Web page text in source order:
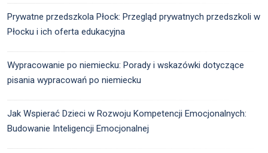
Prywatne przedszkola Płock: Przegląd prywatnych przedszkoli w
Płocku i ich oferta edukacyjna
Wypracowanie po niemiecku: Porady i wskazówki dotyczące
pisania wypracowań po niemiecku
Jak Wspierać Dzieci w Rozwoju Kompetencji Emocjonalnych:
Budowanie Inteligencji Emocjonalnej